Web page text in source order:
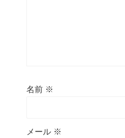
名前 ※
メール ※